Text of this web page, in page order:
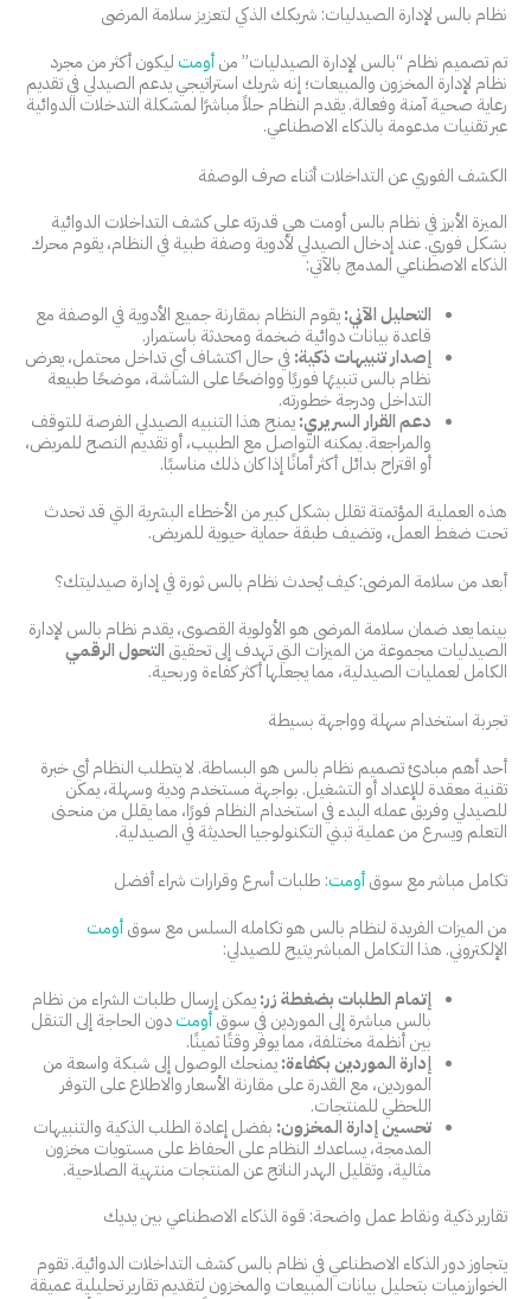
نظام بالس لإدارة الصيدليات: شريكك الذكي لتعزيز سلامة المرضى
تم تصميم نظام “بالس لإدارة الصيدليات” منأومت ليكون أكثر من مجرد
نظام لإدارة المخزون والمبيعات؛ إنه شريك استراتيجي يدعم الصيدلي في تقديم
رعاية صحية آمنة وفعالة. يقدم النظام حلاً مباشرًا لمشكلة التدخلات الدوائية
عبر تقنيات مدعومة بالذكاء الاصطناعي.
الكشف الفوري عن التداخلات أثناء صرف الوصفة
الميزة الأبرز في نظام بالس أومت هي قدرته على كشف التداخلات الدوائية
بشكل فوري. عند إدخال الصيدلي لأدوية وصفة طبية في النظام، يقوم محرك
الذكاء الاصطناعي المدمج بالآتي:
التحليل الآني:يقوم النظام بمقارنة جميع الأدوية في الوصفة مع
قاعدة بيانات دوائية ضخمة ومحدثة باستمرار.
إصدار تنبيهات ذكية:في حال اكتشاف أي تداخل محتمل، يعرض
نظام بالس تنبيهًا فوريًا وواضحًا على الشاشة، موضحًا طبيعة
التداخل ودرجة خطورته.
دعم القرار السريري:يمنح هذا التنبيه الصيدلي الفرصة للتوقف
والمراجعة. يمكنه التواصل مع الطبيب، أو تقديم النصح للمريض،
أو اقتراح بدائل أكثر أمانًا إذا كان ذلك مناسبًا.
هذه العملية المؤتمتة تقلل بشكل كبير من الأخطاء البشرية التي قد تحدث
تحت ضغط العمل، وتضيف طبقة حماية حيوية للمريض.
أبعد من سلامة المرضى: كيف يُحدث نظام بالس ثورة في إدارة صيدليتك؟
بينما يعد ضمان سلامة المرضى هو الأولوية القصوى، يقدم نظام بالس لإدارة
الصيدليات مجموعة من الميزات التي تهدف إلى تحقيق التحول الرقمي
الكامل لعمليات الصيدلية، مما يجعلها أكثر كفاءة وربحية.
تجربة استخدام سهلة وواجهة بسيطة
أحد أهم مبادئ تصميم نظام بالس هو البساطة. لا يتطلب النظام أي خبرة
تقنية معقدة للإعداد أو التشغيل. بواجهة مستخدم ودية وسهلة، يمكن
للصيدلي وفريق عمله البدء في استخدام النظام فورًا، مما يقلل من منحنى
التعلم ويسرع من عملية تبني التكنولوجيا الحديثة في الصيدلية.
تكامل مباشر مع سوقأومت: طلبات أسرع وقرارات شراء أفضل
من الميزات الفريدة لنظام بالس هو تكامله السلس مع سوقأومت
الإلكتروني. هذا التكامل المباشر يتيح للصيدلي:
إتمام الطلبات بضغطة زر:يمكن إرسال طلبات الشراء من نظام
بالس مباشرة إلى الموردين في سوقأومتدون الحاجة إلى التنقل
بين أنظمة مختلفة، مما يوفر وقتًا ثمينًا.
إدارة الموردين بكفاءة:يمنحك الوصول إلى شبكة واسعة من
الموردين، مع القدرة على مقارنة الأسعار والاطلاع على التوفر
اللحظي للمنتجات.
تحسين إدارة المخزون: بفضل إعادة الطلب الذكية والتنبيهات
المدمجة، يساعدك النظام على الحفاظ على مستويات مخزون
مثالية، وتقليل الهدر الناتج عن المنتجات منتهية الصلاحية.
تقارير ذكية ونقاط عمل واضحة: قوة الذكاء الاصطناعي بين يديك
يتجاوز دور الذكاء الاصطناعي في نظام بالس كشف التداخلات الدوائية. تقوم
الخوارزميات بتحليل بيانات المبيعات والمخزون لتقديم تقارير تحليلية عميقة